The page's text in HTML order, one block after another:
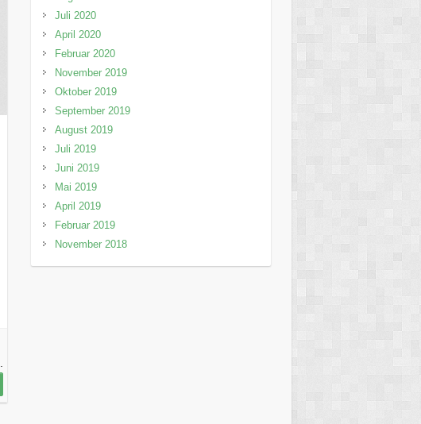
Juli 2020
April 2020
Februar 2020
November 2019
Oktober 2019
September 2019
August 2019
Juli 2019
Juni 2019
Mai 2019
April 2019
Februar 2019
November 2018